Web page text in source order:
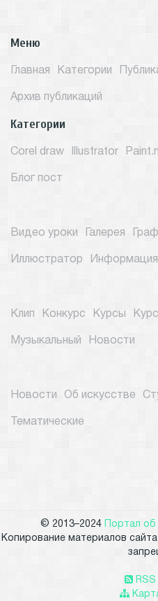
Меню
Главная Категории
Архив публикаций
Категории
Corel draw Illustrator
Блог пост
Видео уроки Галерея
Иллюстратор Информация
Клип Конкурс Курсы
Музыкальный Новости
Новости Об искусстве
Тематические
© 2013–2024 Портал
Копирование материалов